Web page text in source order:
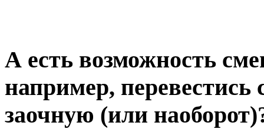
А есть возможность
например,
заочную (или